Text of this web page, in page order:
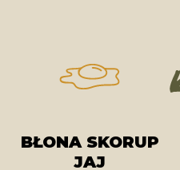
BŁONA SKORUP
JAJ